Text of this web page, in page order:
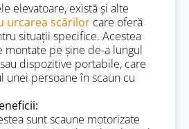
elevatoare, există și alte
urcarea scărilor care oferă
situații specifice. Acestea
montate pe șine de-a lungul
dispozitive portabile, care
unei persoane în scaun cu
sunt scaune motorizate